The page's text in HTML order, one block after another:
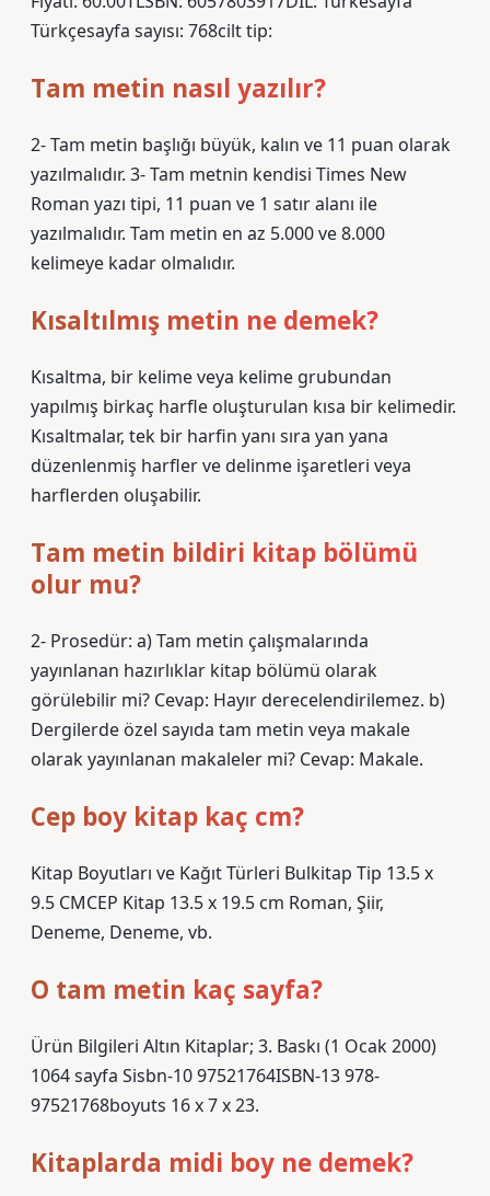
Türkçesayfa sayısı: 768cilt tip:
Tam metin nasıl yazılır?
2- Tam metin başlığı büyük, kalın ve 11 puan olarak
yazılmalıdır. 3- Tam metnin kendisi Times New
Roman yazı tipi, 11 puan ve 1 satır alanı ile
yazılmalıdır. Tam metin en az 5.000 ve 8.000
kelimeye kadar olmalıdır.
Kısaltılmış metin ne demek?
Kısaltma, bir kelime veya kelime grubundan
yapılmış birkaç harfle oluşturulan kısa bir kelimedir.
Kısaltmalar, tek bir harfin yanı sıra yan yana
düzenlenmiş harfler ve delinme işaretleri veya
harflerden oluşabilir.
Tam metin bildiri kitap bölümü
olur mu?
2- Prosedür: a) Tam metin çalışmalarında
yayınlanan hazırlıklar kitap bölümü olarak
görülebilir mi? Cevap: Hayır derecelendirilemez. b)
Dergilerde özel sayıda tam metin veya makale
olarak yayınlanan makaleler mi? Cevap: Makale.
Cep boy kitap kaç cm?
Kitap Boyutları ve Kağıt Türleri Bulkitap Tip 13.5 x
9.5 CMCEP Kitap 13.5 x 19.5 cm Roman, Şiir,
Deneme, Deneme, vb.
O tam metin kaç sayfa?
Ürün Bilgileri Altın Kitaplar; 3. Baskı (1 Ocak 2000)
1064 sayfa Sisbn-10 97521764ISBN-13 978-
97521768boyuts 16 x 7 x 23.
Kitaplarda midi boy ne demek?